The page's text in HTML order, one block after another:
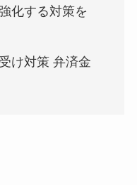
化する対策を
け対策 弁済金